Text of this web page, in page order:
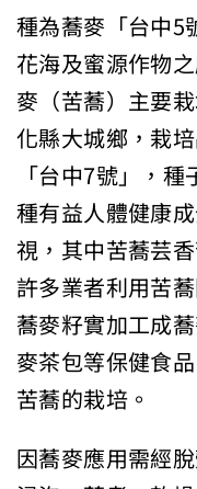
種為蕎麥「台中
花海及蜜源作物
麥（苦蕎）主要
化縣大城鄉，栽
「台中7號」，
種有益人體健康
視，其中苦蕎芸
許多業者利用苦
蕎麥籽實加工成
麥茶包等保健食
苦蕎的栽培。
因蕎麥應用需經